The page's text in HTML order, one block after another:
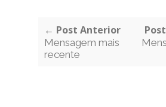
← Post Anterior
Mensagem mais
recente